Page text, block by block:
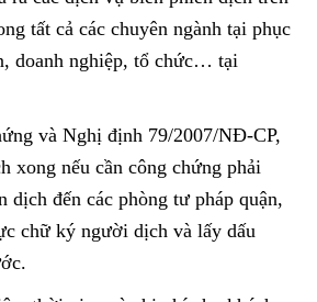
tất cả các chuyên ngành tại phục
doanh nghiệp, tổ chức… tại
và Nghị định 79/2007/NĐ-CP,
xong nếu cần công chứng phải
dịch đến các phòng tư pháp quận,
chữ ký người dịch và lấy dấu